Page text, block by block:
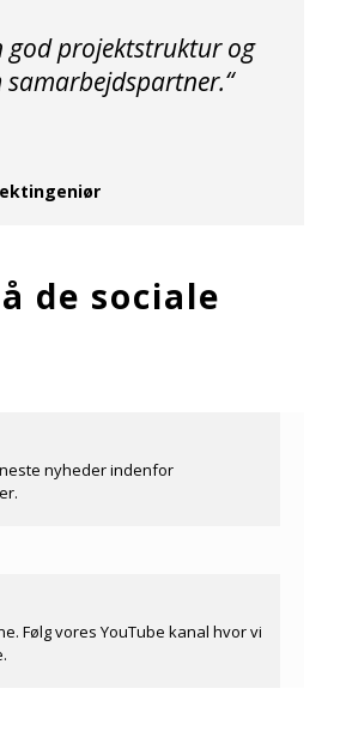
god projektstruktur og
de sociale
nyheder indenfor
Følg vores YouTube kanal hvor vi